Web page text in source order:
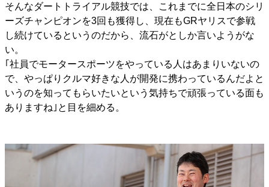
そんなダートトライアル競技では、これまでに全日本のシリ
ーズチャンピオンを3回も獲得し、現在もGRヤリスで参戦
し続けているというのだから、流石がとしか言いようがな
い。
｢社員でモータースポーツをやっている人はあまりいないの
で、やっぱりクルマ好きな人が開発に携わっているんだよと
いうのを知ってもらいたいという気持ちで頑張っている面も
ありますね｣と目を細める。